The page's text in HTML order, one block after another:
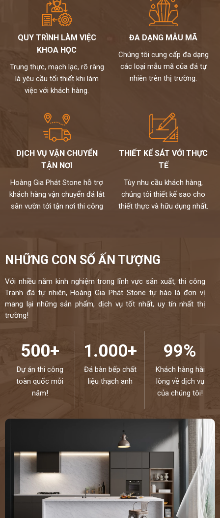
QUY TRÌNH LÀM VIỆC
KHOA HỌC
Trung thực, mạch lạc, rõ ràng
là yêu cầu tối thiết khi làm
việc với khách hàng.
ĐA DẠNG MẪU MÃ
Chúng tôi cung cấp đa dạng
các loại mẫu mã của đá tự
nhiên trên thị trường.
DỊCH VỤ VẬN CHUYỂN
TẬN NƠI
Hoàng Gia Phát Stone hỗ trợ
khách hàng vận chuyển đá lát
sân vườn tới tận nơi thi công
THIẾT KẾ SÁT VỚI THỰC
TẾ
Tùy nhu cầu khách hàng,
chúng tôi thiết kế sao cho
thiết thực và hữu dụng nhất.
NHỮNG CON SỐ ẤN TƯỢNG
Với nhiều năm kinh nghiệm trong lĩnh vực sản xuất, thi công
Tranh đá tự nhiên, Hoàng Gia Phát Stone tự hào là đơn vị
mang lại những sản phẩm, dịch vụ tốt nhất, uy tín nhất thị
trường!
500+
Dự án thi công
toàn quốc mỗi
năm!
1.000+
Đá bàn bếp chất
liệu thạch anh
99%
Khách hàng hài
lòng về dịch vụ
của chúng tôi!